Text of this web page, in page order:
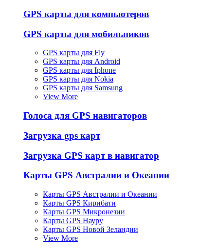
GPS карты для компьютеров
GPS карты для мобильников
GPS карты для Fly
GPS карты для Android
GPS карты для Iphone
GPS карты для Nokia
GPS карты для Samsung
View More
Голоса для GPS навигаторов
Загрузка gps карт
Загрузка GPS карт в навигатор
Карты GPS Австралии и Океании
Карты GPS Австралии и Океании
Карты GPS Кирибати
Карты GPS Микронезии
Карты GPS Науру
Карты GPS Новой Зеландии
View More